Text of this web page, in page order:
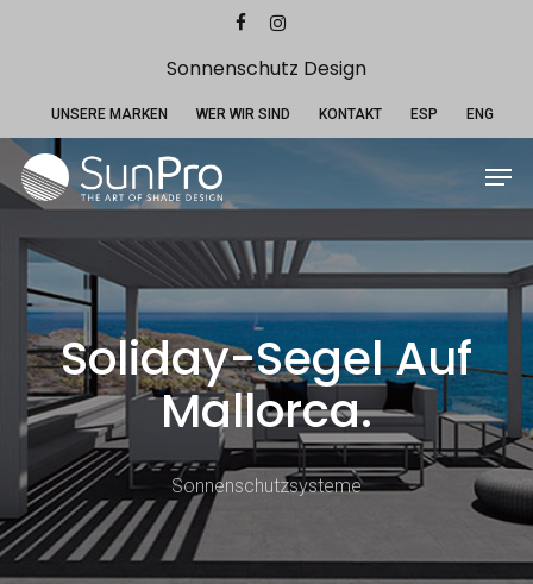
facebookinstagram
Sonnenschutz Design
UNSERE MARKEN WER WIR SIND KONTAKT ESP ENG
Soliday-Segel Auf
Mallorca.
Sonnenschutzsysteme